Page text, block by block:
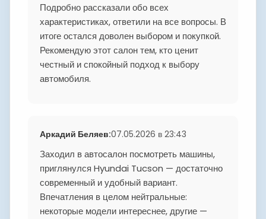
Подробно рассказали обо всех
характеристиках, ответили на все вопросы. В
итоге остался доволен выбором и покупкой.
Рекомендую этот салон тем, кто ценит
честный и спокойный подход к выбору
автомобиля.
Аркадий Беляев:07.05.2026 в 23:43
Заходил в автосалон посмотреть машины,
приглянулся Hyundai Tucson — достаточно
современный и удобный вариант.
Впечатления в целом нейтральные:
некоторые модели интереснее, другие —